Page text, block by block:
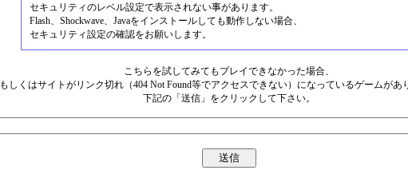
セキュリティのレベル設定で表示されない事があります。
Flash、Shockwave、Javaをインストールしても動作しない場合、
セキュリティ設定の確認をお願いします。
こちらを試してみてもプレイできなかった場合、
もしくはサイトがリンク切れ（404 Not Found等でアクセスできない）になっているゲームがあ
下記の「送信」をクリックして下さい。